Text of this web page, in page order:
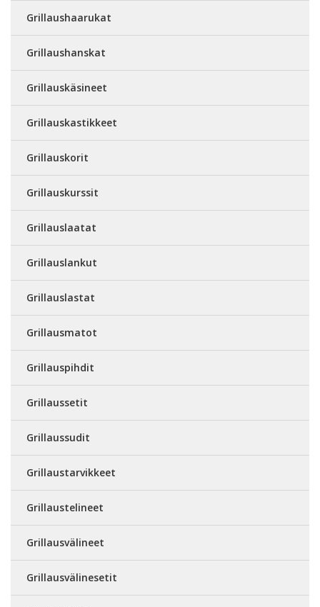
Grillaushaarukat
Grillaushanskat
Grillauskäsineet
Grillauskastikkeet
Grillauskorit
Grillauskurssit
Grillauslaatat
Grillauslankut
Grillauslastat
Grillausmatot
Grillauspihdit
Grillaussetit
Grillaussudit
Grillaustarvikkeet
Grillaustelineet
Grillausvälineet
Grillausvälinesetit